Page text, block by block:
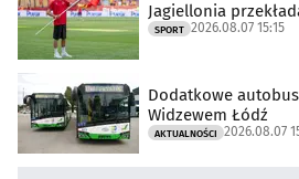
Jagiellonia
SPORT 2026.08.07 15:15
Dodatkowe
Widzewem Łódź
AKTUALNOŚCI 2026.08.07